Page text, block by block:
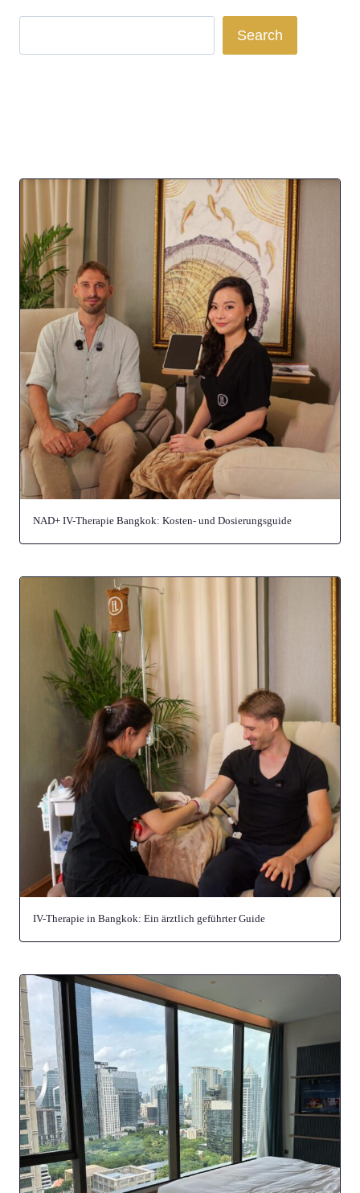
Search
NAD+ IV-Therapie Bangkok: Kosten- und Dosierungsguide
IV-Therapie in Bangkok: Ein ärztlich geführter Guide